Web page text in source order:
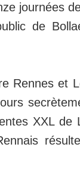
journées
de
Rennes et
XXL de